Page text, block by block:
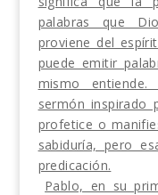
palabras que
proviene del
puede emitir
mismo
sermón inspirado
profetice o
sabiduría, pero
predicación.
Pablo, en su